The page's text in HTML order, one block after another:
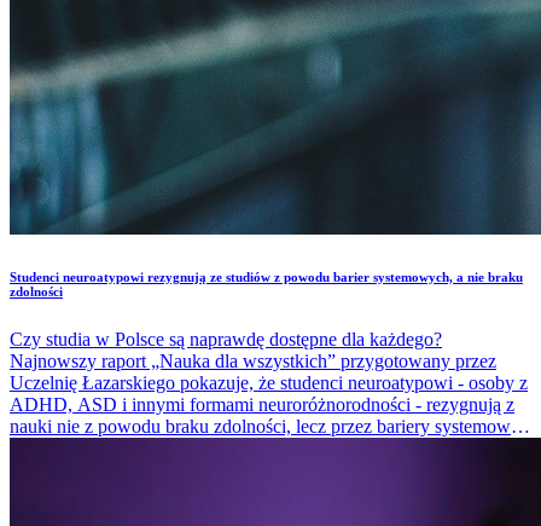
​Studenci neuroatypowi rezygnują ze studiów z powodu barier systemowych, a nie braku
zdolności
Czy studia w Polsce są naprawdę dostępne dla każdego?
Najnowszy raport „Nauka dla wszystkich” przygotowany przez
Uczelnię Łazarskiego pokazuje, że studenci neuroatypowi - osoby z
ADHD, ASD i innymi formami neuroróżnorodności - rezygnują z
nauki nie z powodu braku zdolności, lecz przez bariery systemowe.